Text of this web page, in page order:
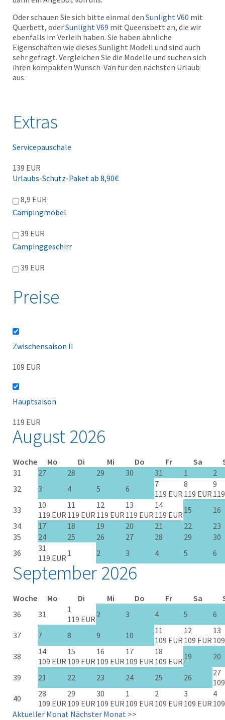
Oder schauen Sie sich bitte einmal den Sunlight V60 mit
Querbett, oderSunlight V69 mit Queensbett an, die wir
ebenfalls im Verleih haben. Sie haben ähnliche
Eigenschaften wie dieses Sunlight Modell und sind auch
sehr gefragt. Vergleichen Sie die Modelle und suchen sich
ihren kompakten Wunsch-Van für den nächsten Urlaub
aus.
Extras
Servicepauschale
139 EUR
Urlaubs-Schutz-Paket ab 8,90€
8,9 EUR
Campingmöbel
39 EUR
Campinggeschirr
39 EUR
Preise
Zwischensaison II
109 EUR
Hauptsaison
119 EUR
August 2026
Woche Mo Di Mi Do Fr Sa
31
27 28 29 30 31 1
2
32
3 4 5 6
7
119 EUR
8
119 EUR
9
33
10
119 EUR
11
119 EUR
12
119 EUR
13
119 EUR
14
119 EUR 15
16
34
17 18 19 20 21 22
23
35
24 25 26 27 28 29
30
36
31
119 EUR 1 2 3 4 5 6
September 2026
Woche Mo Di Mi Do Fr Sa
36
31
1
119 EUR 2 3 4 5 6
37 7 8 9 10
11
109 EUR
12
109 EUR
13
38
14
109 EUR
15
109 EUR
16
109 EUR
17
109 EUR
18
109 EUR 19 20
39 21 22 23 24 25 26
27
40
28
109 EUR
29
109 EUR
30
109 EUR
1
109 EUR
2
109 EUR
3
109 EUR
4
Aktueller Monat Nächster Monat >>